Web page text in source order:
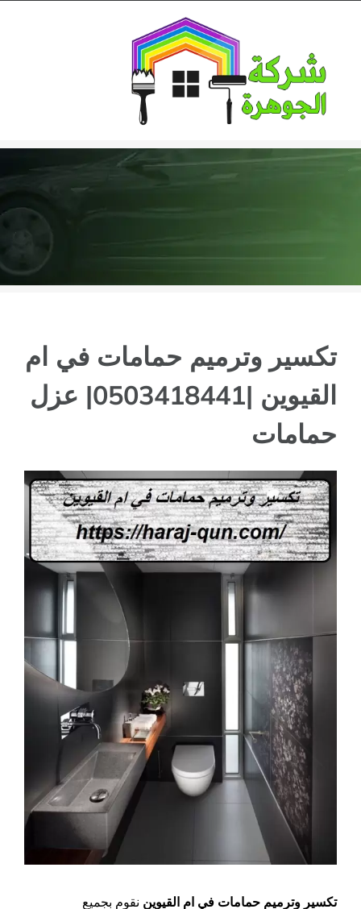
content
تكسير وترميم حمامات في ام
القيوين |0503418441| عزل
حمامات
مشاهدة
صورة
أكبر
تكسير وترميم حمامات في ام القيوين نقوم بجميع